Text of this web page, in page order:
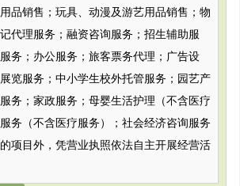
品销售；玩具、动漫及游艺用品销售；物
代理服务；融资咨询服务；招生辅助服
务；办公服务；旅客票务代理；广告设
览服务；中小学生校外托管服务；园艺产
务；家政服务；母婴生活护理（不含医疗
务（不含医疗服务）；社会经济咨询服务
的项目外，凭营业执照依法自主开展经营活